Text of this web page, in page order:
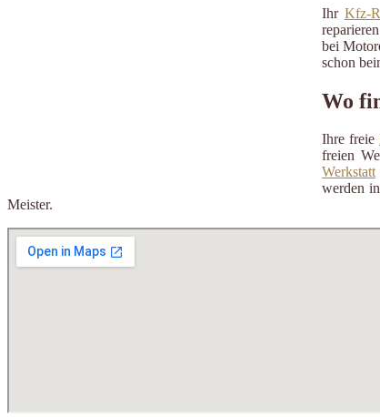
Ihr Kfz-
bei
schon
Wo
Ihre freie
freien
Werkstatt
werden
Meister.